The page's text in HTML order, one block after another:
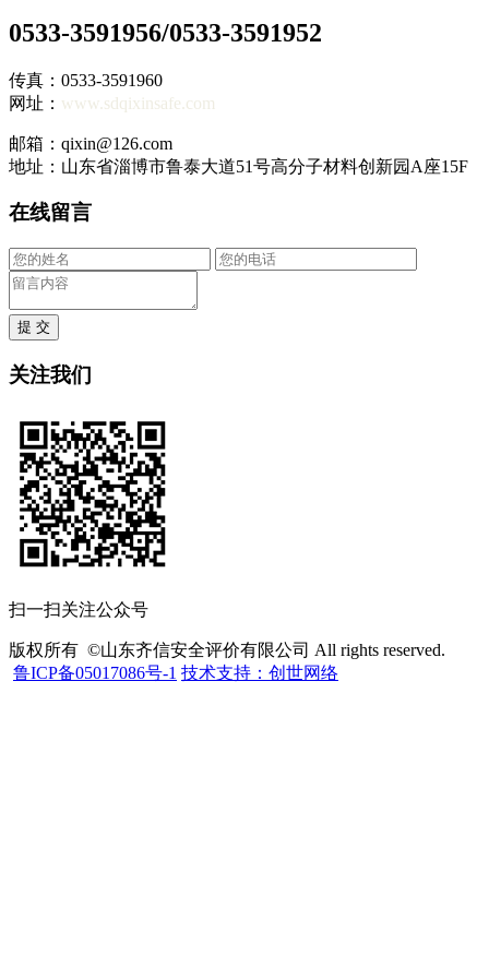
0533-3591956/0533-3591952
传真：0533-3591960
网址： www.sdqixinsafe.com
邮箱：qixin@126.com
地址：山东省淄博市鲁泰大道51号高分子材料创新园A座15F
在线留言
提 交
关注我们
扫一扫关注公众号
版权所有 ©山东齐信安全评价有限公司 All rights reserved.
鲁ICP备05017086号-1 技术支持：创世网络